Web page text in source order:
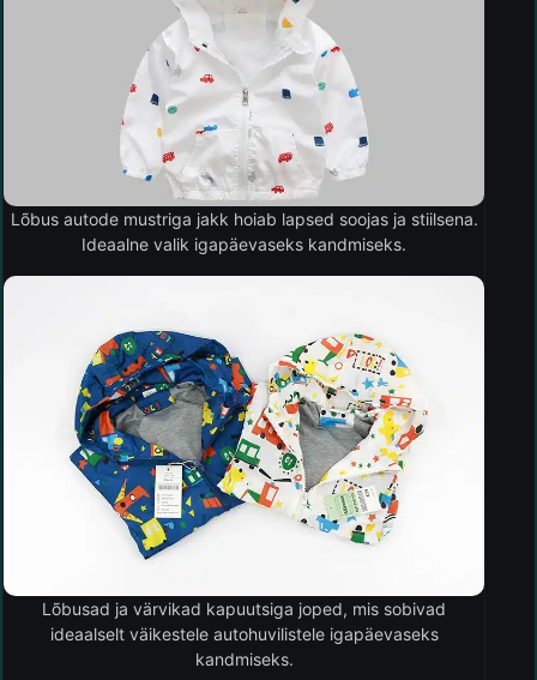
Lõbus autode mustriga jakk hoiab lapsed soojas ja stiilsena.
Ideaalne valik igapäevaseks kandmiseks.
Lõbusad ja värvikad kapuutsiga joped, mis sobivad
ideaalselt väikestele autohuvilistele igapäevaseks
kandmiseks.